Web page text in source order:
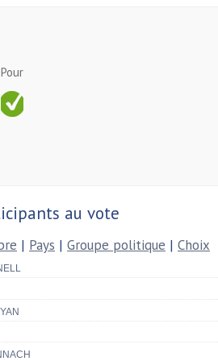
Pour
au vote
| Pays | Groupe politique | Choix